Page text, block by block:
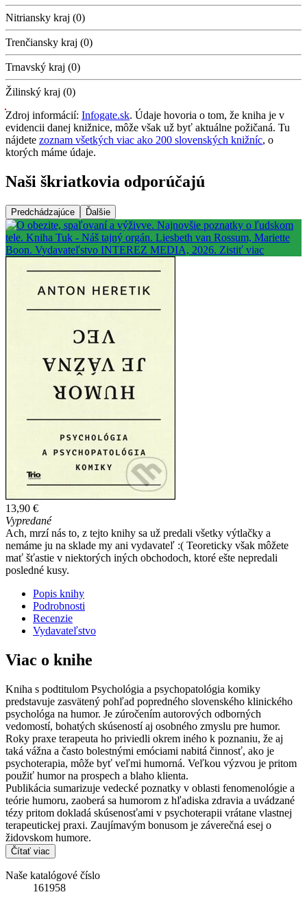
Nitriansky kraj (0)
Trenčiansky kraj (0)
Trnavský kraj (0)
Žilinský kraj (0)
Zdroj informácií: Infogate.sk. Údaje hovoria o tom, že kniha je v
evidencii danej knižnice, môže však už byť aktuálne požičaná. Tu
nájdete zoznam všetkých viac ako 200 slovenských knižníc, o
ktorých máme údaje.
Naši škriatkovia odporúčajú
Predchádzajúce Ďalšie
13,90 €
Vypredané
Ach, mrzí nás to, z tejto knihy sa už predali všetky výtlačky a
nemáme ju na sklade my ani vydavateľ :( Teoreticky však môžete
mať šťastie v niektorých iných obchodoch, ktoré ešte nepredali
posledné kusy.
Popis knihy
Podrobnosti
Recenzie
Vydavateľstvo
Viac o knihe
Kniha s podtitulom Psychológia a psychopatológia komiky
predstavuje zasvätený pohľad popredného slovenského klinického
psychológa na humor. Je zúročením autorových odborných
vedomostí, bohatých skúseností aj osobného zmyslu pre humor.
Roky praxe terapeuta ho priviedli okrem iného k poznaniu, že aj
taká vážna a často bolestnými emóciami nabitá činnosť, ako je
psychoterapia, môže byť veľmi humorná. Veľkou výzvou je pritom
použiť humor na prospech a blaho klienta.
Publikácia sumarizuje vedecké poznatky v oblasti fenomenológie a
teórie humoru, zaoberá sa humorom z hľadiska zdravia a uvádzané
tézy pritom dokladá skúsenosťami v psychoterapii vrátane vlastnej
terapeutickej praxi. Zaujímavým bonusom je záverečná esej o
židovskom humore.
Čítať viac
Naše katalógové číslo
161958